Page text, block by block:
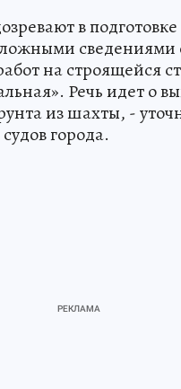
в подготовке
ложными сведениями
на строящейся
Речь идет о
из шахты, -
города.